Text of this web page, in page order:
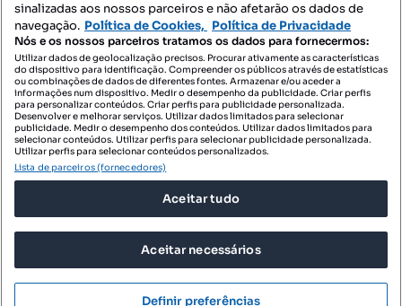
Contacte-nos
SIGA-NOS:
DESCARREGAR NA:
© 2026 Imovirtual.com, OLX Portugal, S.A.
TERMOS DE UTILIZAÇÃO
POLÍTICA DE PRIVACIDADE
sinalizadas aos nossos parceiros e não afetarão os dados de
navegação. Política de Cookies, Política de Privacidade
Nós e os nossos parceiros tratamos os dados para fornecermos:
Utilizar dados de geolocalização precisos. Procurar ativamente as características
do dispositivo para identificação. Compreender os públicos através de estatísticas
ou combinações de dados de diferentes fontes. Armazenar e/ou aceder a
informações num dispositivo. Medir o desempenho da publicidade. Criar perfis
para personalizar conteúdos. Criar perfis para publicidade personalizada.
Desenvolver e melhorar serviços. Utilizar dados limitados para selecionar
publicidade. Medir o desempenho dos conteúdos. Utilizar dados limitados para
selecionar conteúdos. Utilizar perfis para selecionar publicidade personalizada.
Utilizar perfis para selecionar conteúdos personalizados.
Lista de parceiros (fornecedores)
Aceitar tudo
Aceitar necessários
Definir preferências